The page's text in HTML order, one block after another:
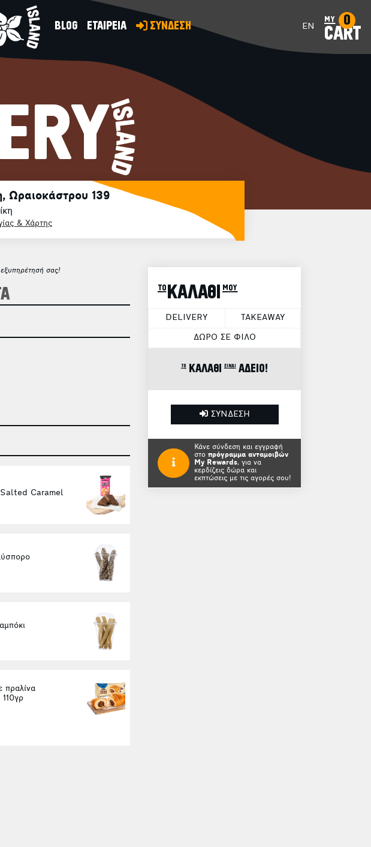
BLOG ΕΤΑΙΡΕΙΑ ΣΥΝΔΕΣΗ EN my
CART
0
Ωραιοκάστρου 139
& Χάρτης
εξυπηρέτησή σας!
Caramel
πραλίνα
110γρ
το ΚΑΛΑΘΙ μου
DELIVERY TAKEAWAY
ΔΩΡΟ ΣΕ ΦΙΛΟ
το ΚΑΛΑΘΙ είναι ΑΔΕΙΟ!
ΣΥΝΔΕΣΗ
Κάνε σύνδεση και εγγραφή
στο πρόγραμμα ανταμοιβών
My Rewards, για να
κερδίζεις δώρα και
εκπτώσεις με τις αγορές σου!